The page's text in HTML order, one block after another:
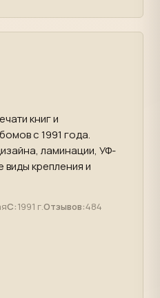
книг и
с 1991 года.
ламинации, УФ-
виды крепления и
С:1991 г.Отзывов:484